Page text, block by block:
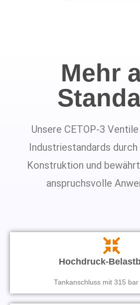
Mehr
Unsere CETOP-3
Industriestandards
Konstruktion und
anspruchsvolle
Hochdruck-
Tankanschluss mit 315